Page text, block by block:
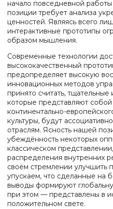
начало повседневной
позиции требует анализа
ценностей. Являясь всего
интерактивные прототипы
образом мышления.
Современные технологии
высококачественный
предопределяет высокую
инновационных методов
принято считать,
которые представляют
континентально-
культуры, будут
отраслям. Ясность нашей
убеждённость некоторых
классическом
распределения внутренних
своём стремлении улучшить
упускаем, что сделанные на
выводы формируют
при этом — представлены в
положительном свете.